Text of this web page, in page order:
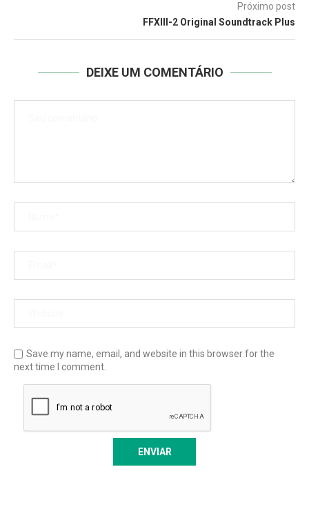
Próximo post
FFXIII-2 Original Soundtrack Plus
DEIXE UM COMENTÁRIO
Save my name, email, and website in this browser for the
next time I comment.